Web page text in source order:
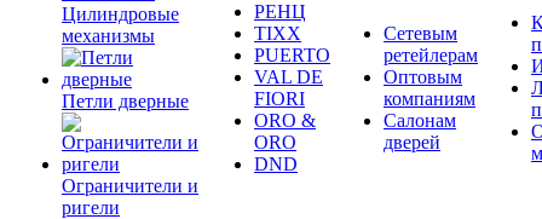
Цилиндровые
механизмы
Петли дверные
Ограничители и
ригели
РЕНЦ
TIXX
PUERTO
VAL DE
FIORI
ORO &
ORO
DND
Сетевым
ретейлерам
Оптовым
компаниям
Салонам
дверей